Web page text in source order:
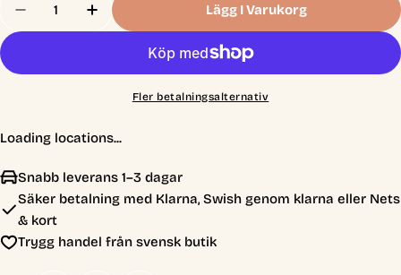
Minska Antal För Through The Desert - Bazaar
Öka Antal För Through The Desert -
Lägg I Varukorg
Fler betalningsalternativ
Loading locations...
Snabb leverans 1–3 dagar
Säker betalning med Klarna, Swish genom klarna eller Nets
& kort
Trygg handel från svensk butik